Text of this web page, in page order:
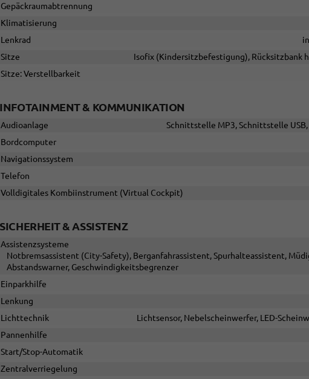
Gepäckraumabtrennung
Klimatisierung
Lenkrad
Sitze
Isofix (Kindersitzbefestigung),
Sitze: Verstellbarkeit
INFOTAINMENT & KOMMUNIKATION
Audioanlage
Schnittstelle MP3, Schnittstelle
Bordcomputer
Navigationssystem
Telefon
Volldigitales Kombiinstrument (Virtual Cockpit)
SICHERHEIT & ASSISTENZ
Assistenzsysteme
Notbremsassistent (City-Safety), Berganfahrassistent, Spurhalteassistent,
Abstandswarner, Geschwindigkeitsbegrenzer
Einparkhilfe
Lenkung
Lichttechnik
Lichtsensor, Nebelscheinwerfer, LED-
Pannenhilfe
Start/Stop-Automatik
Zentralverriegelung